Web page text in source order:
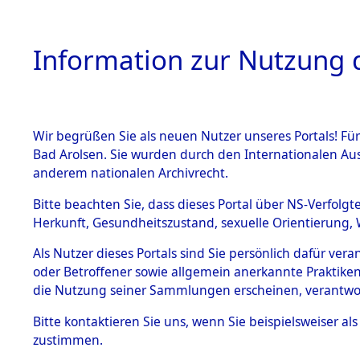
HOME
BESTÄNDE
Inhaftierungsdoku
mente
1.2.9 Beim ITS
verwahrte
1.2.9.1
Effekten aus
0003
Information zur Nutzung
Wir begrüßen Sie als neuen Nutzer unseres Portals!
Bad Arolsen. Sie wurden durch den Internationalen
anderem nationalen Archivrecht.
Bitte beachten Sie, dass dieses Portal über NS-
Herkunft, Gesundheitszustand, sexuelle
Als Nutzer dieses Portals sind Sie persönlich dafür
oder Betroffener sowie allgemein anerkannte
die Nutzung seiner Sammlungen erscheinen,
Bitte kontaktieren Sie uns, wenn Sie beispielsweiser
zustimmen.